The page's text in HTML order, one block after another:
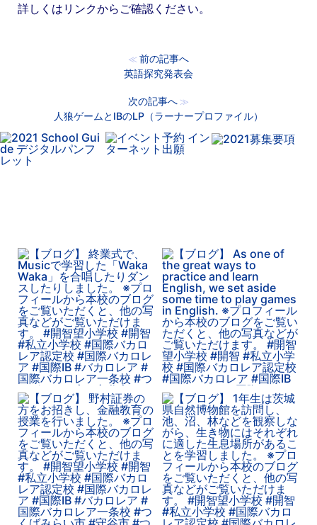
詳しくはリンクからご確認ください。
≪ 前の記事へ
英語探究発表会
次の記事へ ≫
人狼ゲームとIBのLP（ラーナープロファイル）